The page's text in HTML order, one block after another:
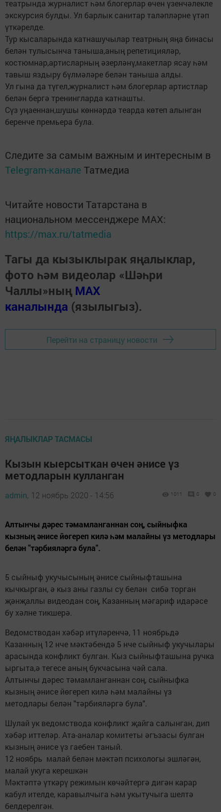
театрында журналист һәм блогерлар өчен үзенчәлекле
экскурсия булды. Ул барлык санитар таләпләрне үтәп
үткәрелде.
Тур кысаларында катнашучылар театрның яңа бинасы
белән тулысынча таныша,аның репетицияләр,
костюмнар,артисларның әзерләнү,макетлар ясау һәм
тавыш яздыру бүлмәләре белән таныша алды.
Ул гына да түгел,журналист һәм блогерлар артистлар
белән бергә тренингларда катнашты.
Сүз уңаеннан,шушы көннәрдә теарда көтеп алынган
беренче премьера була.
Следите за самым важным и интересным в
Telegram-канале Татмедиа
Читайте новости Татарстана в
национальном мессенджере MАХ:
https://max.ru/tatmedia
Тагы да кызыклырак яңалыклар,
фото һәм видеолар «Шәһри
Чаллы»ның MAX
каналында (язылыгыз).
Перейти на страницу новости
ЯҢАЛЫКЛАР ТАСМАСЫ
Кызын кыерсыткан өчен әнисе үз
методларын кулланган
admin, 12 ноябрь 2020 - 14:56 1011 0 0
Алтынчы дәрес тәмамланганнан соң, сыйныфка
кызның әнисе йөгереп килә һәм малайны үз методлары
белән "тәрбияләргә була".
5 сыйныф укучысының әнисе сыйныфташына
кычкырган, ә кыз аны газлы су белән сибә торган
җәнҗаллы видеодан соң, Казанның мәгариф идарәсе
бу хәлне тикшерә.
Ведомстводан хәбәр итүләренчә, 11 ноябрьдә
Казанның 12 нче мәктәбендә 5 нче сыйныф укучылары
арасында конфликт булган. Кыз сыйныфташына ручка
ыргыта,ә тегесе аның букчасына чәй сала.
Алтынчы дәрес тәмамланганнан соң, сыйныфка
кызның әнисе йөгереп килә һәм малайны үз
методлары белән "тәрбияләргә була".
Шулай ук ведомствода конфликт җайга салынган, дип
хәбәр иттеләр. Ата-аналар комитеты әгъзасы булган
кызның әнисе үз гаебен таный.
12 ноябрь малай белән мәктәп психологы эшләгән,
малай укуга керешкән
Мәктәптә үткәрү режимын көчәйтергә дигән карар
кабул ителде, каравылчыга һәм укытучыга шелтә
белдерелгән.